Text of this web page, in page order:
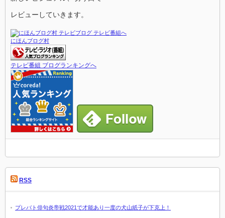
レビューしていきます。
にほんブログ村
テレビ番組 ブログランキングへ
RSS
プレバト俳句炎帝戦2021で才能あり一度の犬山紙子が下克上！